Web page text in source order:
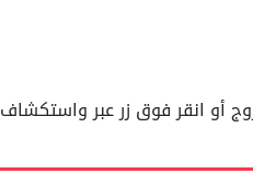
أو انقر فوق زر عبر واستكشاف